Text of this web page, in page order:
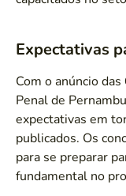
Expectativas
Com o anúncio das
Penal de
expectativas em
publicados. Os
para se preparar
fundamental no